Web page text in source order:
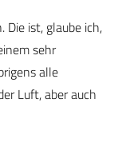
Die ist, glaube ich,
sehr
alle
Luft, aber auch